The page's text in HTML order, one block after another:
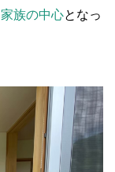
家族の中心となっ